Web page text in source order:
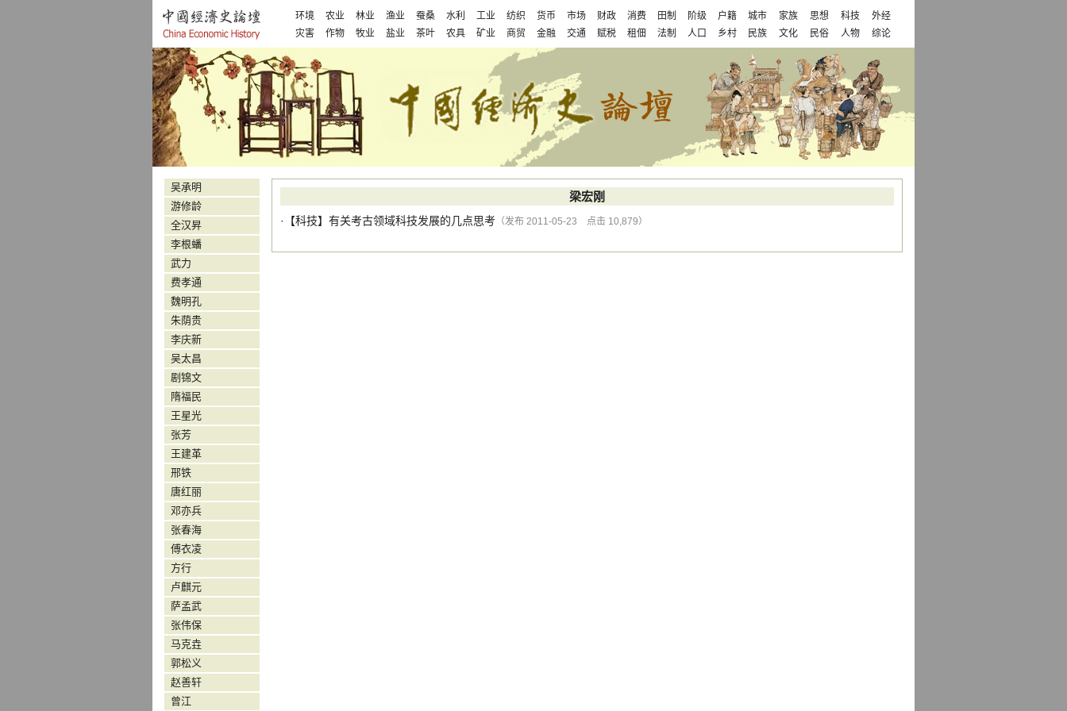
环境 农业 林业 渔业 蚕桑 水利 工业 纺织 货币 市场 财政 消费 田制 阶级 户籍 城市 家族 思想 科技
外经
灾害
作物 牧业 盐业 茶叶 农具 矿业 商贸 金融 交通 赋税 租佃 法制 人口 乡村 民族 文化 民俗 人物 综论
梁宏刚
·【科技】 有关考古领域科技发展的几点思考 （发布 2011-05-23 点击 10,879）
吴承明
游修龄
全汉昇
李根蟠
武力
费孝通
魏明孔
朱荫贵
李庆新
吴太昌
剧锦文
隋福民
王星光
张芳
王建革
邢铁
唐红丽
邓亦兵
张春海
傅衣凌
方行
卢麒元
萨孟武
张伟保
马克垚
郭松义
赵善轩
曾江